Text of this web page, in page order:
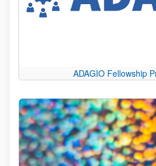
ADAGIO Fellowship